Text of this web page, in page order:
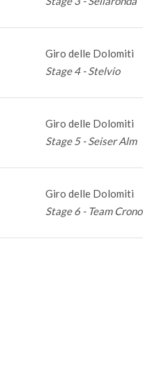
Giro delle Dolomiti
Stage 4 - Stelvio
Giro delle Dolomiti
Stage 5 - Seiser Alm
Giro delle Dolomiti
Stage 6 - Team Crono